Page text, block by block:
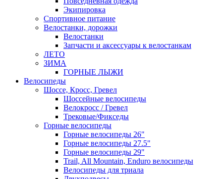
Экипировка
Спортивное питание
Велостанки, дорожки
Велостанки
Запчасти и аксессуары к велостанкам
ЛЕТО
ЗИМА
ГОРНЫЕ ЛЫЖИ
Велосипеды
Шоссе, Кросс, Гревел
Шоссейные велосипеды
Велокросс / Гревел
Трековые/Фикседы
Горные велосипеды
Горные велосипеды 26"
Горные велосипеды 27.5"
Горные велосипеды 29"
Trail, All Mountain, Enduro велосипеды
Велосипеды для триала